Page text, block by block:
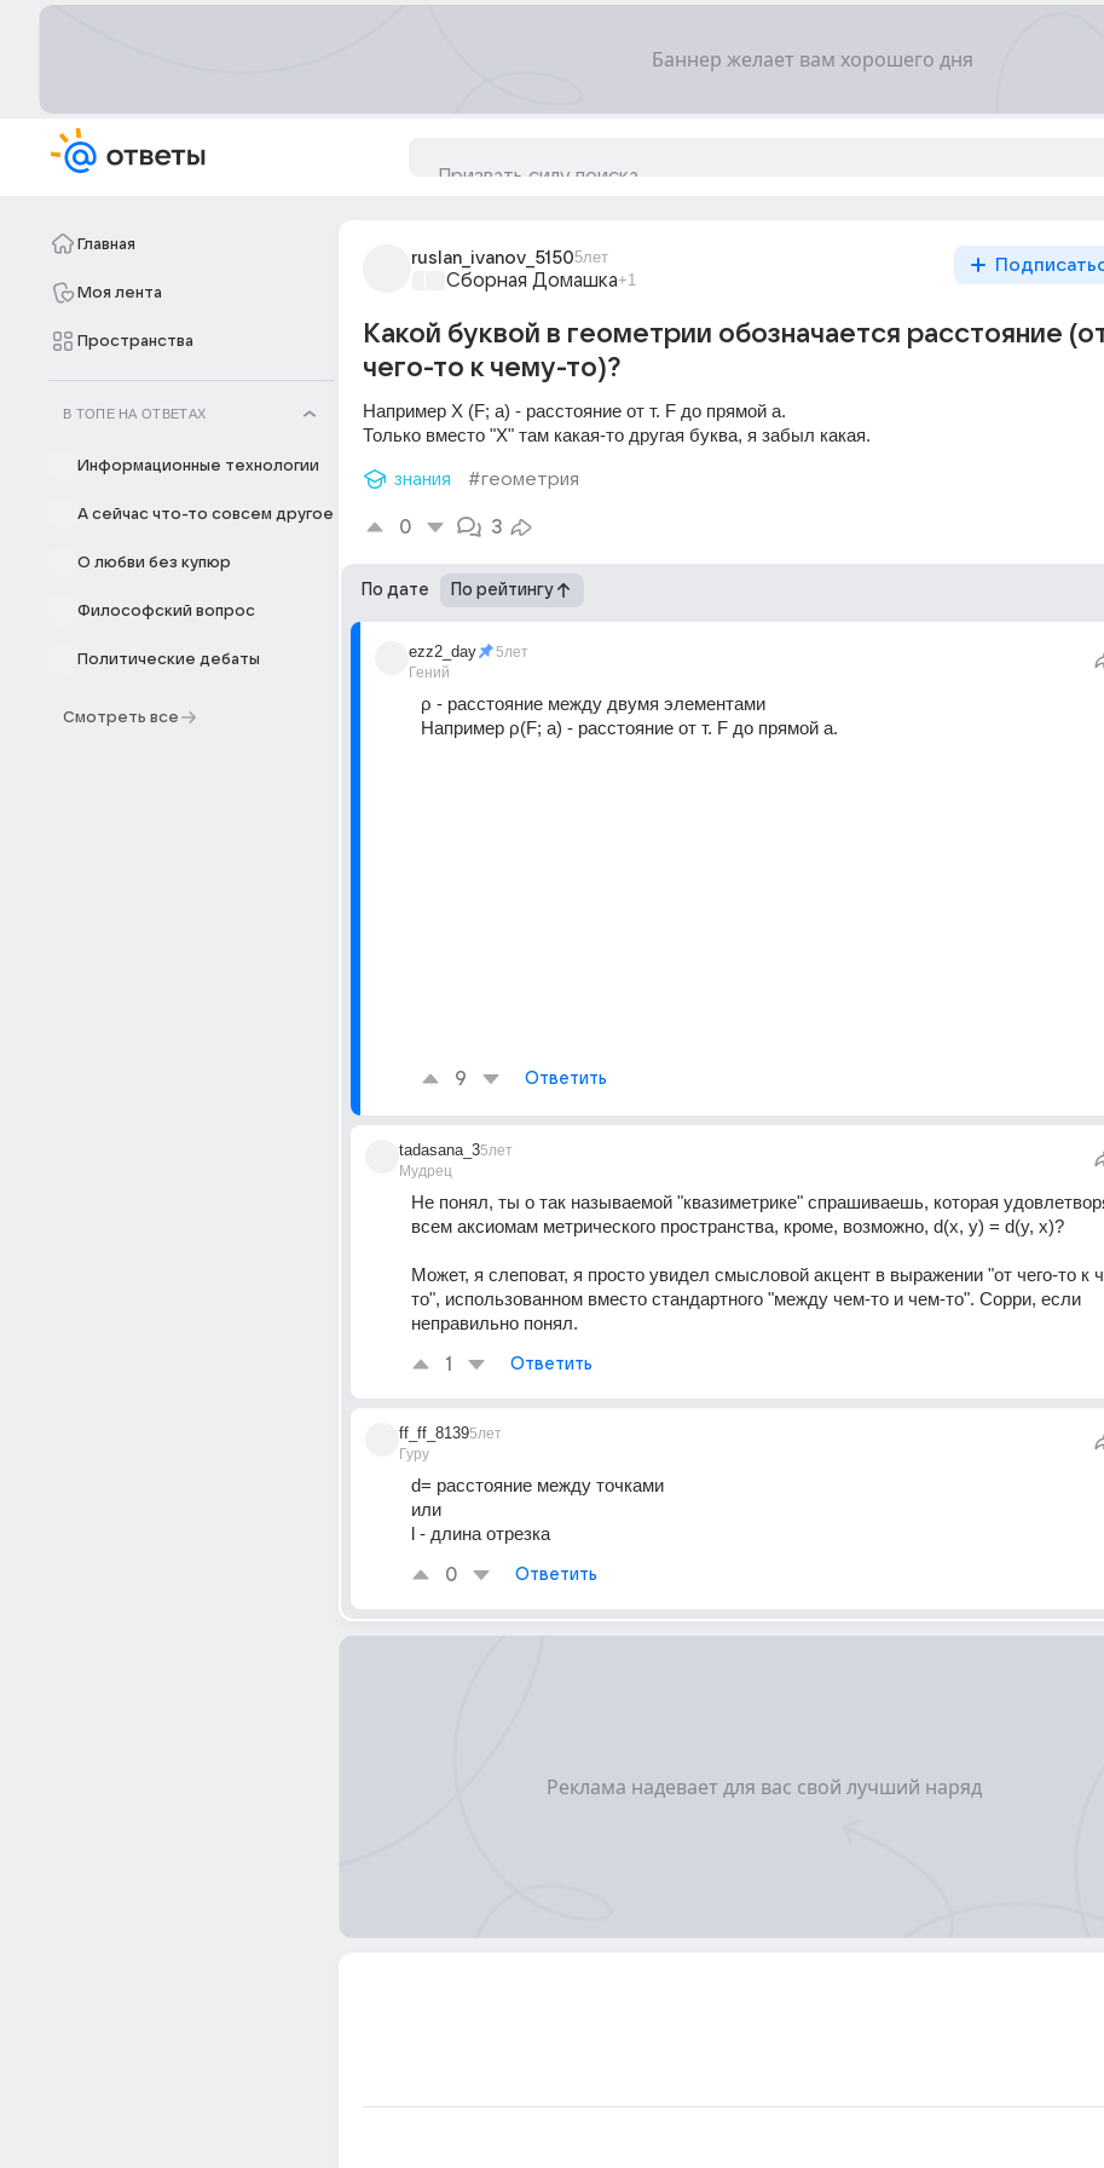
Главная
Моя лента
Пространства
В ТОПЕ НА ОТВЕТАХ
Информационные технологии
А сейчас что-то совсем другое
О любви без купюр
Философский вопрос
Политические дебаты
Смотреть все
ruslan_ivanov_51505лет
Сборная Домашка+1
Какой буквой в геометрии обозначается расстояние
чего-то к чему-то)?
Например X (F; a) - расстояние от т. F до прямой а.
Только вместо "Х" там какая-то другая буква, я забыл какая.
знания #геометрия
0 3
По дате По рейтингу
ezz2_day
Гений
5лет
ρ - расстояние между двумя элементами
Например ρ(F; a) - расстояние от т. F до прямой а.
9 Ответить
tadasana_3
Мудрец
5лет
Не понял, ты о так называемой "квазиметрике" спрашиваешь, которая
всем аксиомам метрического пространства, кроме, возможно, d(x, y) = d(y, x)?
Может, я слеповат, я просто увидел смысловой акцент в выражении "от чего-то к
то", использованном вместо стандартного "между чем-то и чем-то". Сорри, если
неправильно понял.
1 Ответить
ff_ff_8139
Гуру
5лет
d= расстояние между точками
или
l - длина отрезка
0 Ответить